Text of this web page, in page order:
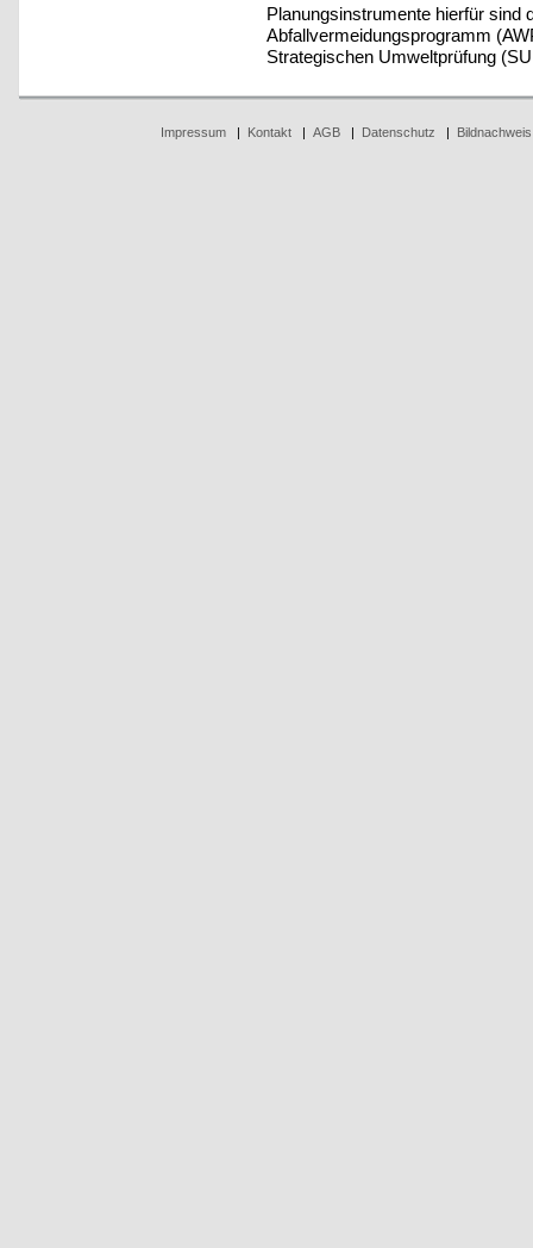
Planungsinstrumente hierfür sind
Abfallvermeidungsprogramm
Strategischen Umweltprüfung
Impressum| Kontakt| AGB| Datenschutz Bildnachweis